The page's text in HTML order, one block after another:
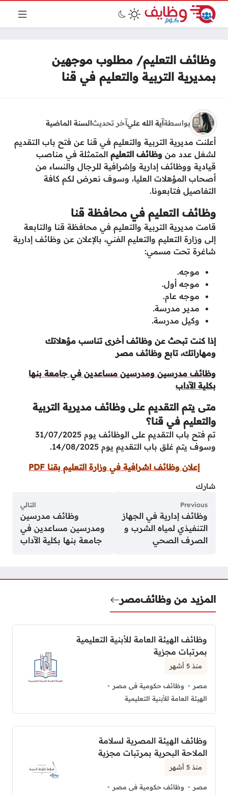
وظائف التعليم/ مطلوب موجهين
بمديرية التربية والتعليم في قنا
بواسطةآية الله عليآخر تحديثالسنة الماضية
أعلنت مديرية التربية والتعليم في قنا عن فتح باب التقديم
لشغل عدد من وظائف التعليم المتمثلة في مناصب
قيادية ووظائف إدارية وإشرافية للرجال والنساء من
أصحاب المؤهلات العليا، وسوف نعرض لكم كافة
التفاصيل فتابعونا.
وظائف التعليم في محافظة قنا
قامت مديرية التربية والتعليم في محافظة قنا والتابعة
إلى وزارة التعليم والتعليم الفني، بالإعلان عن وظائف إدارية
شاغرة تحت مسمي:
موجه.
موجه أول.
موجه عام.
مدير مدرسة.
وكيل مدرسة.
إذا كنت تبحث عن وظائف أخرى تناسب مؤهلاتك
ومهاراتك، تابع وظائف مصر
وظائف مدرسين ومدرسين مساعدين في جامعة بنها
بكلية الآداب
متى يتم التقديم على وظائف مديرية التربية
والتعليم في قنا؟
تم فتح باب التقديم على الوظائف يوم 31/07/2025
وسوف يتم غلق باب التقديم يوم 14/08/2025.
إعلان وظائف اشرافية في وزارة التعليم بقنا PDF
شارك
Previous
وظائف إدارية في الجهاز
التنفيذي لمياه الشرب و
الصرف الصحي
التالي
وظائف مدرسين
ومدرسين مساعدين في
جامعة بنها بكلية الآداب
المزيد من وظائفمصر
وظائف الهيئة العامة للأبنية التعليمية
بمرتبات مجزية
منذ 5 أشهر
مصر
وظائف حكومية فى مصر
الهيئة العامة للأبنية التعليمية
وظائف الهيئة المصرية لسلامة
الملاحة البحرية بمرتبات مجزية
منذ 5 أشهر
مصر
وظائف حكومية فى مصر